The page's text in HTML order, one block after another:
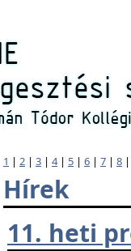
1 | 2 | 3 | 4| 5 | 6 | 7 | 8
Hírek
11. heti